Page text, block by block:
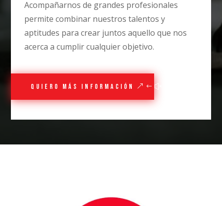
Acompañarnos de grandes profesionales
permite combinar nuestros talentos y
aptitudes para crear juntos aquello que nos
acerca a cumplir cualquier objetivo.
quiero más información